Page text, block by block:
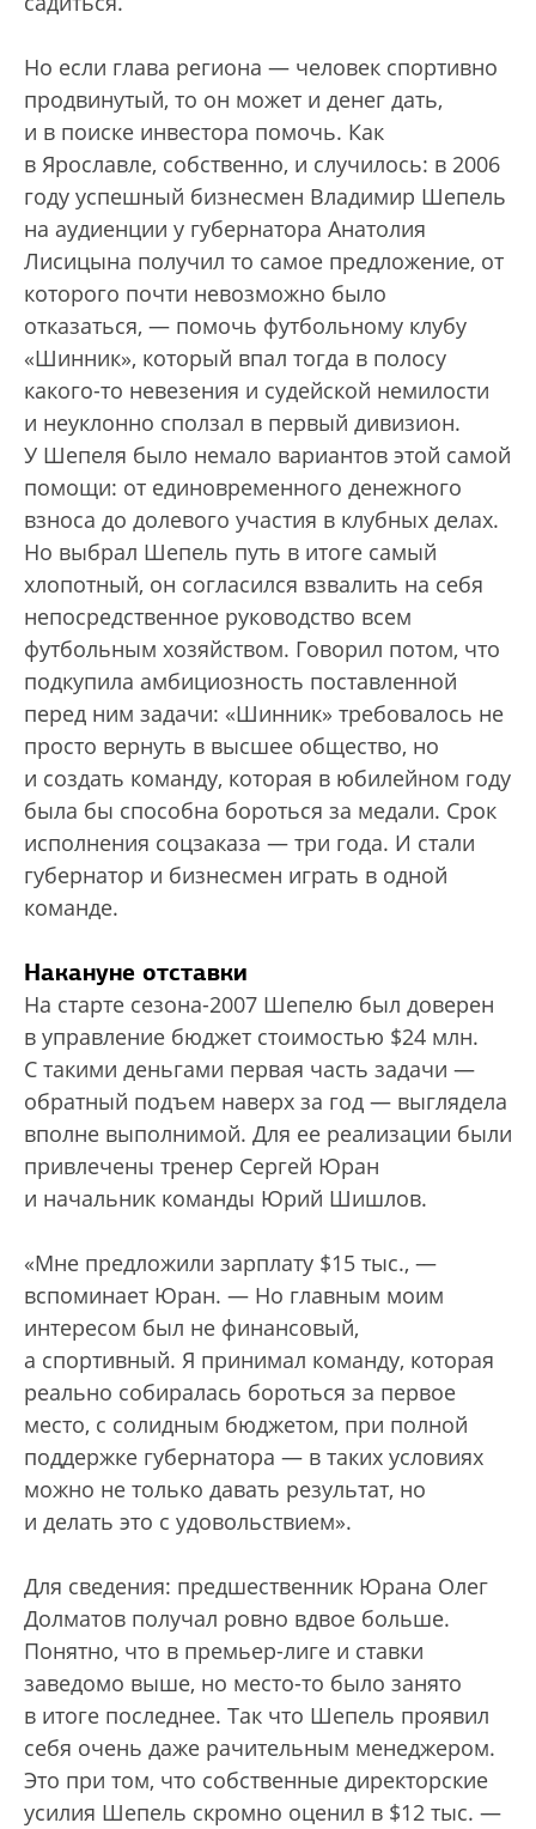
Но если глава региона — человек спортивно
продвинутый, то он может и денег дать,
и в поиске инвестора помочь. Как
в Ярославле, собственно, и случилось: в 2006
году успешный бизнесмен Владимир Шепель
на аудиенции у губернатора Анатолия
Лисицына получил то самое предложение, от
которого почти невозможно было
отказаться, — помочь футбольному клубу
«Шинник», который впал тогда в полосу
какого-то невезения и судейской немилости
и неуклонно сползал в первый дивизион.
У Шепеля было немало вариантов этой самой
помощи: от единовременного денежного
взноса до долевого участия в клубных делах.
Но выбрал Шепель путь в итоге самый
хлопотный, он согласился взвалить на себя
непосредственное руководство всем
футбольным хозяйством. Говорил потом, что
подкупила амбициозность поставленной
перед ним задачи: «Шинник» требовалось не
просто вернуть в высшее общество, но
и создать команду, которая в юбилейном году
была бы способна бороться за медали. Срок
исполнения соцзаказа — три года. И стали
губернатор и бизнесмен играть в одной
команде.
Накануне отставки
На старте сезона-2007 Шепелю был доверен
в управление бюджет стоимостью $24 млн.
С такими деньгами первая часть задачи —
обратный подъем наверх за год — выглядела
вполне выполнимой. Для ее реализации были
привлечены тренер Сергей Юран
и начальник команды Юрий Шишлов.
«Мне предложили зарплату $15 тыс., —
вспоминает Юран. — Но главным моим
интересом был не финансовый,
а спортивный. Я принимал команду, которая
реально собиралась бороться за первое
место, с солидным бюджетом, при полной
поддержке губернатора — в таких условиях
можно не только давать результат, но
и делать это с удовольствием».
Для сведения: предшественник Юрана Олег
Долматов получал ровно вдвое больше.
Понятно, что в премьер-лиге и ставки
заведомо выше, но место-то было занято
в итоге последнее. Так что Шепель проявил
себя очень даже рачительным менеджером.
Это при том, что собственные директорские
усилия Шепель скромно оценил в $12 тыс. —